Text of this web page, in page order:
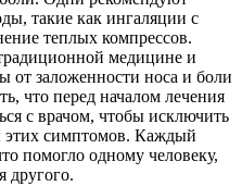
такие как ингаляции с
теплых компрессов.
медицине и
от заложенности носа и боли
что перед началом лечения
с врачом, чтобы исключить
этих симптомов. Каждый
помогло одному человеку,
другого.